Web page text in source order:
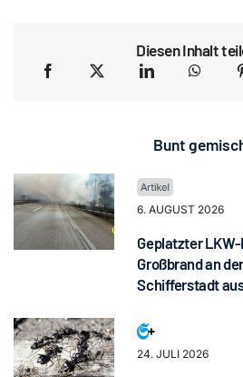
Diesen Inhalt
Bunt
6. AUGUST 2026
Geplatzter
Großbrand an
Schifferstadt
24. JULI 2026